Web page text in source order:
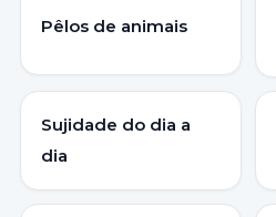
Pêlos de animais
Sujidade do dia a
dia